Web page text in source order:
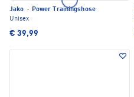
Jako · Power Trainingshose
Unisex
€ 39,99